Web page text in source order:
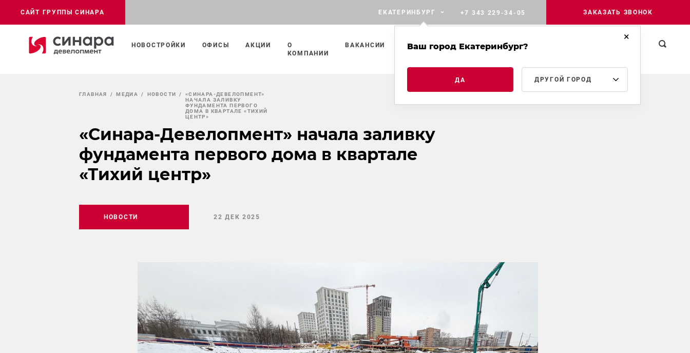
САЙТ ГРУППЫ СИНАРА ЕКАТЕРИНБУРГ +7 343 229-34-05 ЗАКАЗАТЬ ЗВОНОК
НОВОСТРОЙКИ ОФИСЫ АКЦИИ
О
КОМПАНИИ
ВАКАНСИИ ПРОЕКТЫ
ПРОМЫШЛЕННОЕ
Ваш город Екатеринбург?
ДА ДРУГОЙ ГОРОД
ГЛАВНАЯ МЕДИА НОВОСТИ
«СИНАРА-ДЕВЕЛОПМЕНТ»
НАЧАЛА ЗАЛИВКУ
ФУНДАМЕНТА ПЕРВОГО
ДОМА В КВАРТАЛЕ «ТИХИЙ
ЦЕНТР»
«Синара-Девелопмент» начала заливку
фундамента первого дома в квартале
«Тихий центр»
НОВОСТИ 22 ДЕК 2025